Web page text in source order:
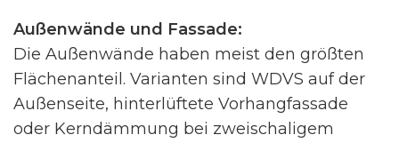
Außenwände und Fassade:
Die Außenwände haben meist den größten
Flächenanteil. Varianten sind WDVS auf der
Außenseite, hinterlüftete Vorhangfassade
oder Kerndämmung bei zweischaligem